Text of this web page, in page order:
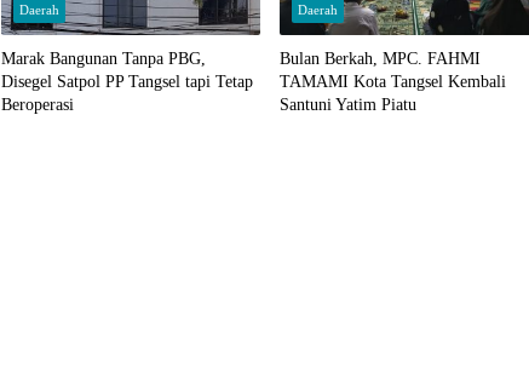
Daerah
Marak Bangunan Tanpa PBG,
Disegel Satpol PP Tangsel tapi Tetap
Beroperasi
Daerah
Bulan Berkah, MPC. FAHMI
TAMAMI Kota Tangsel Kembali
Santuni Yatim Piatu